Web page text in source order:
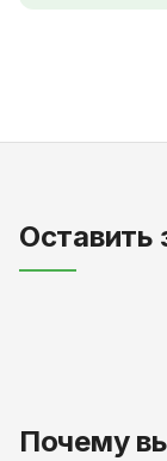
Оставить
Почему